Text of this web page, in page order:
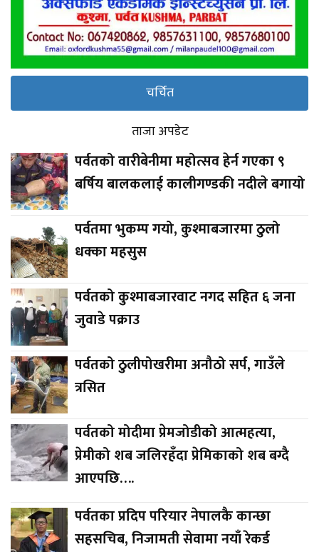
चर्चित
ताजा अपडेट
पर्वतको वारीबेनीमा महोत्सव हेर्न गएका ९
बर्षिय बालकलाई कालीगण्डकी नदीले बगायो
पर्वतमा भुकम्प गयो, कुश्माबजारमा ठुलो
धक्का महसुस
पर्वतको कुश्माबजारवाट नगद सहित ६ जना
जुवाडे पक्राउ
पर्वतको ठुलीपोखरीमा अनौठो सर्प, गाउँले
त्रसित
पर्वतको मोदीमा प्रेमजोडीको आत्महत्या,
प्रेमीको शब जलिरहँदा प्रेमिकाको शब बग्दै
आएपछि….
पर्वतका प्रदिप परियार नेपालकै कान्छा
सहसचिब, निजामती सेवामा नयाँ रेकर्ड